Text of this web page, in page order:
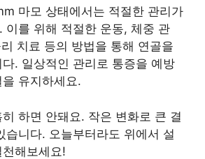
마모 상태에서는 적절한 관리가
이를 위해 적절한 운동, 체중 관
치료 등의 방법을 통해 연골을
. 일상적인 관리로 통증을 예방
유지하세요.
하면 안돼요. 작은 변화로 큰 결
습니다. 오늘부터라도 위에서 설
해보세요!